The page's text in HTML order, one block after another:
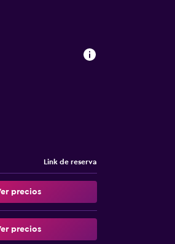
Link de reserva
precios
precios